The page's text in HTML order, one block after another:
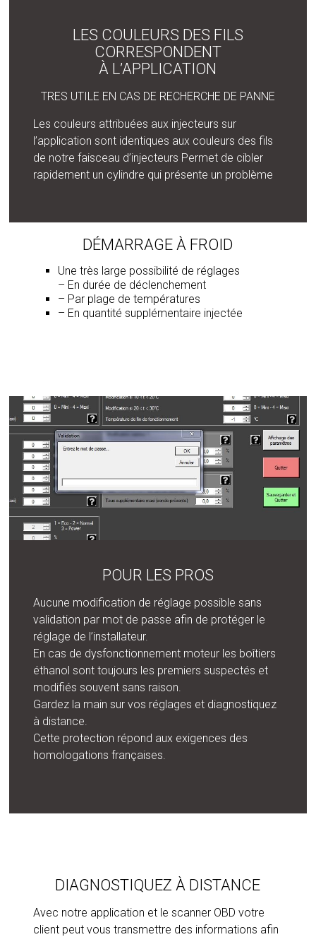
LES COULEURS DES FILS
CORRESPONDENT
À L’APPLICATION
TRES UTILE EN CAS DE RECHERCHE DE PANNE
Les couleurs attribuées aux injecteurs sur
l’application sont identiques aux couleurs des fils
de notre faisceau d’injecteurs Permet de cibler
rapidement un cylindre qui présente un problème
DÉMARRAGE À FROID
Une très large possibilité de réglages
– En durée de déclenchement
– Par plage de températures
– En quantité supplémentaire injectée
POUR LES PROS
Aucune modification de réglage possible sans
validation par mot de passe afin de protéger le
réglage de l’installateur.
En cas de dysfonctionnement moteur les boîtiers
éthanol sont toujours les premiers suspectés et
modifiés souvent sans raison.
Gardez la main sur vos réglages et diagnostiquez
à distance.
Cette protection répond aux exigences des
homologations françaises.
DIAGNOSTIQUEZ À DISTANCE
Avec notre application et le scanner OBD votre
client peut vous transmettre des informations afin